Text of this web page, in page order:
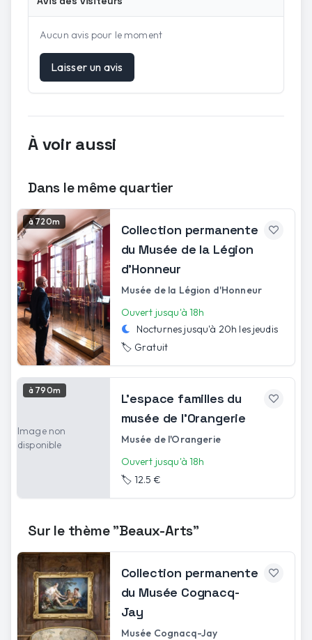
Aucun avis pour le moment
Laisser un avis
À voir aussi
Dans le même quartier
à 720m
Collection permanente
du Musée de la Légion
d'Honneur
Musée de la Légion d'Honneur
Ouvert jusqu'à 18h
Nocturnes jusqu'à 20h les jeudis
🏷️ Gratuit
Image non
disponible
à 790m
L’espace familles du
musée de l’Orangerie
Musée de l'Orangerie
Ouvert jusqu'à 18h
🏷️ 12.5 €
Sur le thème "Beaux-Arts"
Collection permanente
du Musée Cognacq-
Jay
Musée Cognacq-Jay